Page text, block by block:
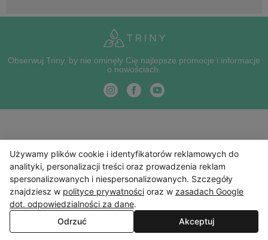
Obserwuj Triny, by nie ominęły Cię najlepsze promocje i informacje
o nowościach.
Używamy plików cookie i identyfikatorów reklamowych do
analityki, personalizacji treści oraz prowadzenia reklam
spersonalizowanych i niespersonalizowanych. Szczegóły
znajdziesz w polityce prywatności oraz w zasadach Google
dot. odpowiedzialności za dane.
Odrzuć
Akceptuj